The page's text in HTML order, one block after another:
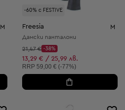
M
-60% с FESTIVE
Freesia M
Дамски панталони
Начална цена:
21,47 €
Discount Price:
-38%
Намалена цена:
13,29 € / 25,99 лв.
Препоръчителна цена:
RRP 59,00 € (-77%)